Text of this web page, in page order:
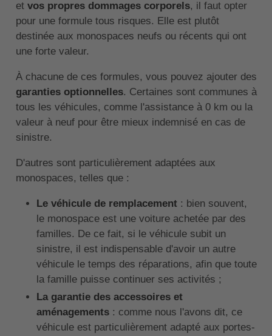
et vos propres dommages corporels, il faut opter
pour une formule tous risques. Elle est plutôt
destinée aux monospaces neufs ou récents qui ont
une forte valeur.
À chacune de ces formules, vous pouvez ajouter des
garanties optionnelles. Certaines sont communes à
tous les véhicules, comme l'assistance à 0 km ou la
valeur à neuf pour être mieux indemnisé en cas de
sinistre.
D'autres sont particulièrement adaptées aux
monospaces, telles que :
Le véhicule de remplacement : bien souvent,
le monospace est une voiture achetée par des
familles. De ce fait, si le véhicule subit un
sinistre, il est indispensable d'avoir un autre
véhicule le temps des réparations, afin que toute
la famille puisse continuer ses activités ;
La garantie des accessoires et
aménagements : comme nous l'avons dit, ce
véhicule est particulièrement adapté aux portes-